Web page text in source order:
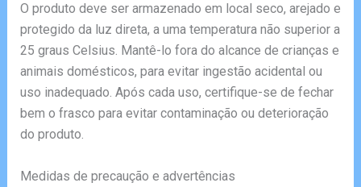
O produto deve ser armazenado em local seco, arejado e
protegido da luz direta, a uma temperatura não superior a
25 graus Celsius. Mantê-lo fora do alcance de crianças e
animais domésticos, para evitar ingestão acidental ou
uso inadequado. Após cada uso, certifique-se de fechar
bem o frasco para evitar contaminação ou deterioração
do produto.
Medidas de precaução e advertências